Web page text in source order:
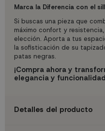
Marca la Diferencia con el
Si buscas una pieza que
máximo confort y
elección. Aporta a tus
la sofisticación de su
patas negras.
¡Compra ahora y
elegancia y
Detalles del producto